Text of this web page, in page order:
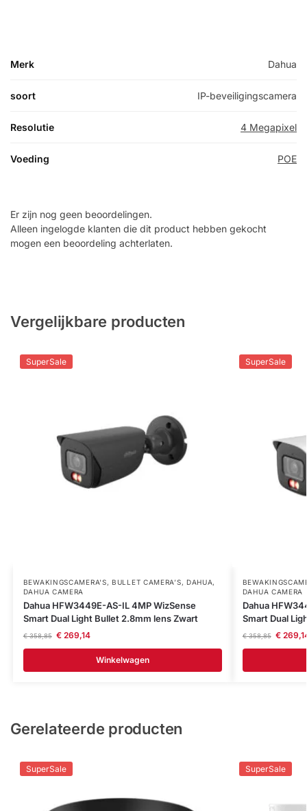
Merk Dahua
soort IP-beveiligingscamera
Resolutie 4 Megapixel
Voeding POE
Er zijn nog geen beoordelingen.
Alleen ingelogde klanten die dit product hebben gekocht
mogen een beoordeling achterlaten.
Vergelijkbare producten
SuperSale
BEWAKINGSCAMERA'S,BULLET CAMERA’S, DAHUA,
DAHUA CAMERA
Dahua HFW3449E-AS-IL 4MP WizSense
Smart Dual Light Bullet 2.8mm lens Zwart
€358,85 €269,14
Winkelwagen
SuperSale
DAHUA CAMERA
Dahua
Smart Dual
€358,85 €
Gerelateerde producten
SuperSale SuperSale